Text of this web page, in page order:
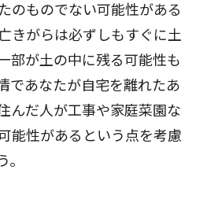
のものでない可能性がある
きがらは必ずしもすぐに土
部が土の中に残る可能性も
であなたが自宅を離れたあ
んだ人が工事や家庭菜園な
能性があるという点を考慮